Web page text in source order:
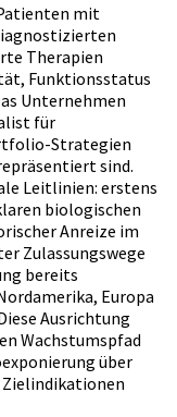
mit
Therapien
Funktionsstatus
Unternehmen
für
Strategien
sind.
Leitlinien: erstens
biologischen
Anreize im
Zulassungswege
bereits
Europa
Ausrichtung
Wachstumspfad
über